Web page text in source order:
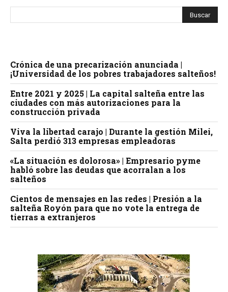
Crónica de una precarización anunciada |
¡Universidad de los pobres trabajadores salteños!
Entre 2021 y 2025 | La capital salteña entre las
ciudades con más autorizaciones para la
construcción privada
Viva la libertad carajo | Durante la gestión Milei,
Salta perdió 313 empresas empleadoras
«La situación es dolorosa» | Empresario pyme
habló sobre las deudas que acorralan a los
salteños
Cientos de mensajes en las redes | Presión a la
salteña Royón para que no vote la entrega de
tierras a extranjeros